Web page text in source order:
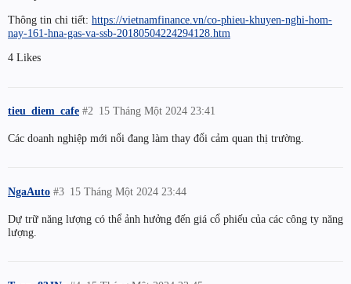
Thông tin chi tiết: https://vietnamfinance.vn/co-phieu-khuyen-nghi-hom-
nay-161-hna-gas-va-ssb-20180504224294128.htm
4 Likes
tieu_diem_cafe 15 Tháng Một 2024 23:41
#2
Các doanh nghiệp mới nổi đang làm thay đổi cảm quan thị trường.
NgaAuto 15 Tháng Một 2024 23:44
#3
Dự trữ năng lượng có thể ảnh hưởng đến giá cổ phiếu của các công ty năng
lượng.